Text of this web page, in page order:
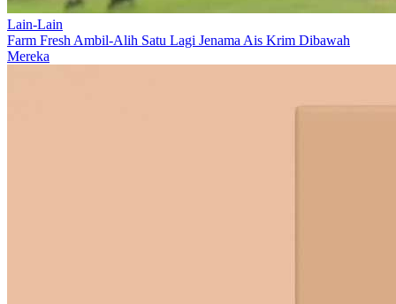
Lain-Lain
Farm Fresh Ambil-Alih Satu Lagi Jenama Ais Krim Dibawah
Mereka